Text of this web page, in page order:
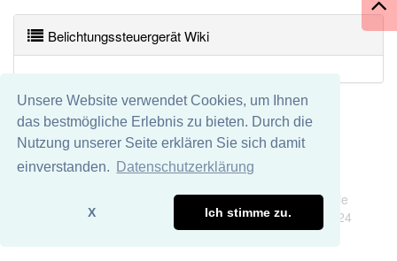
Unsere Website verwendet Cookies, um Ihnen
das bestmögliche Erlebnis zu bieten. Durch die
Nutzung unserer Seite erklären Sie sich damit
einverstanden.
Datenschutzerklärung
X Ich stimme zu.
80% unserer Spielapp-Nutzer haben den Artikel
korrekt erraten.
Belichtungssteuergerät Wiki
Wir übernehmen keine Garantie und keine Haftung für die
Richtigkeit und Vollständigkeit dieser Seite. DDDEasy 2024